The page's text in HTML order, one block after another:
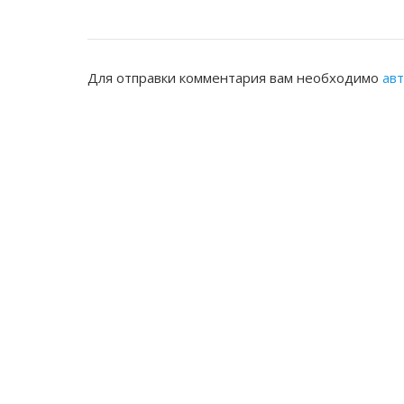
Для отправки комментария вам необходимо